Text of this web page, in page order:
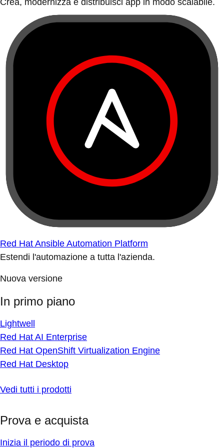
Crea, modernizza e distribuisci app in modo scalabile.
Red Hat Ansible Automation Platform
Estendi l'automazione a tutta l'azienda.
Nuova versione
In primo piano
Lightwell
Red Hat AI Enterprise
Red Hat OpenShift Virtualization Engine
Red Hat Desktop
Vedi tutti i prodotti
Prova e acquista
Inizia il periodo di prova